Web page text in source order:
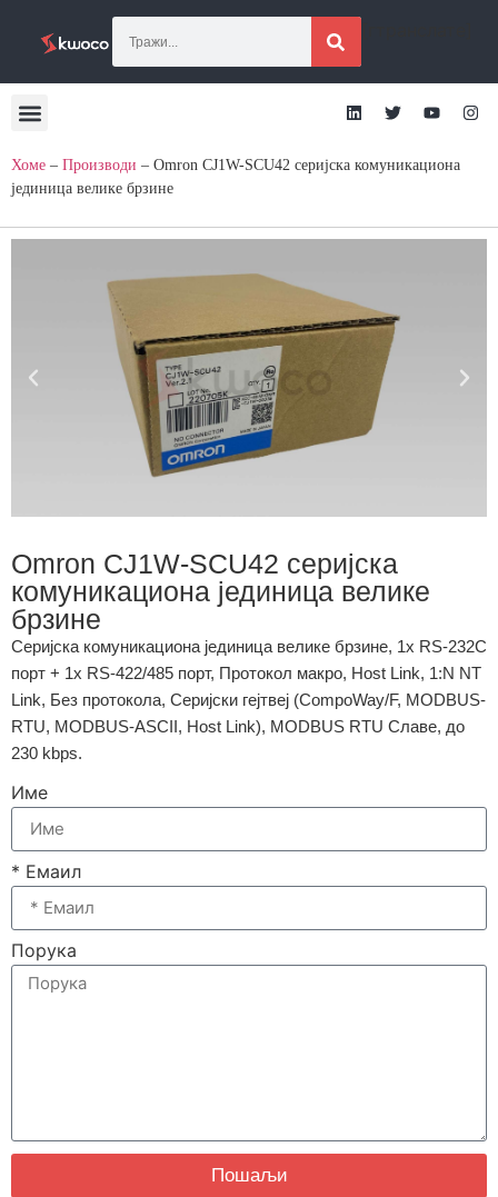
Хоме – Производи – Omron CJ1W-SCU42 серијска комуникациона
јединица велике брзине
Omron CJ1W-SCU42 серијска
комуникациона јединица велике
брзине
Серијска комуникациона јединица велике брзине, 1x RS-232C
порт + 1x RS-422/485 порт, Протокол макро, Host Link, 1:N NT
Link, Без протокола, Серијски гејтвеј (CompoWay/F, MODBUS-
RTU, MODBUS-ASCII, Host Link), MODBUS RTU Славе, до
230 kbps.
Име
* Емаил
Порука
Пошаљи